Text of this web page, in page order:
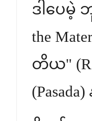
ဒါပေမဲ့
the
တိယ"